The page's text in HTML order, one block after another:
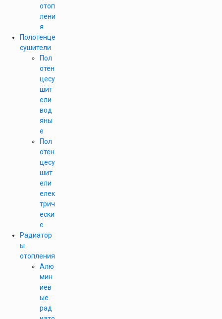
отоп
лени
я
Полотенце
сушители
Пол
отен
цесу
шит
ели
вод
яны
е
Пол
отен
цесу
шит
ели
елек
трич
ески
е
Радиатор
ы
отопления
Алю
мин
иев
ые
рад